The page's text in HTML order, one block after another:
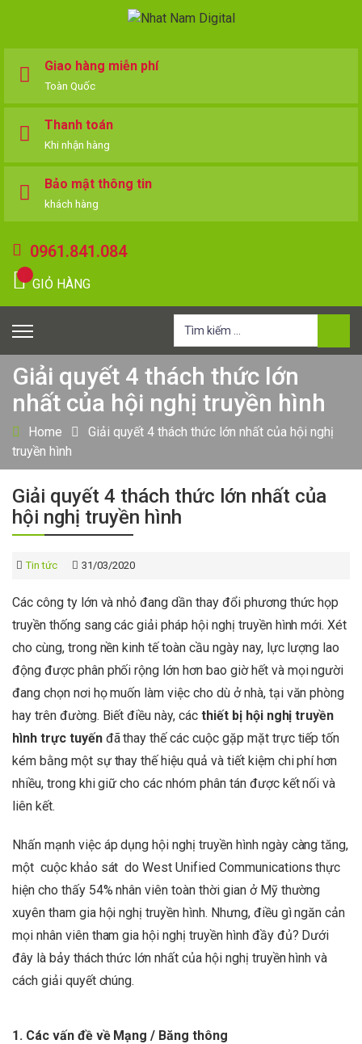
Giao hàng miễn phí
Toàn Quốc
Thanh toán
Khi nhận hàng
Bảo mật thông tin
khách hàng
0961.841.084
GIỎ HÀNG
Tìm
Giải quyết 4 thách thức lớn
nhất của hội nghị truyền hình
Home
Giải quyết 4 thách thức lớn nhất của hội nghị
truyền hình
Giải quyết 4 thách thức lớn nhất của
hội nghị truyền hình
Tin tức 31/03/2020
Các công ty lớn và nhỏ đang dần thay đổi phương thức họp
truyền thống sang các giải pháp hội nghị truyền hình mới. Xét
cho cùng, trong nền kinh tế toàn cầu ngày nay, lực lượng lao
động được phân phối rộng lớn hơn bao giờ hết và mọi người
đang chọn nơi họ muốn làm việc cho dù ở nhà, tại văn phòng
hay trên đường. Biết điều này, các thiết bị hội nghị truyền
hình trực tuyếnđã thay thế các cuộc gặp mặt trực tiếp tốn
kém bằng một sự thay thế hiệu quả và tiết kiệm chi phí hơn
nhiều, trong khi giữ cho các nhóm phân tán được kết nối và
liên kết.
Nhấn mạnh việc áp dụng hội nghị truyền hình ngày càng tăng,
một cuộc khảo sát do West Unified Communications thực
hiện cho thấy 54% nhân viên toàn thời gian ở Mỹ thường
xuyên tham gia hội nghị truyền hình. Nhưng, điều gì ngăn cản
mọi nhân viên tham gia hội nghị truyền hình đầy đủ? Dưới
đây là bảy thách thức lớn nhất của hội nghị truyền hình và
cách giải quyết chúng.
1. Các vấn đề về Mạng / Băng thông